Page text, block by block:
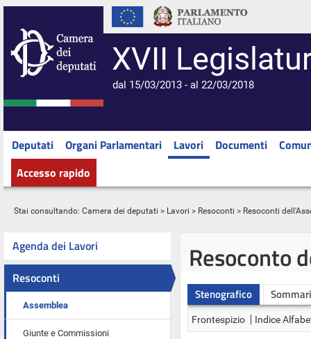
XVII
dal 15/03/2013 - al 22/03/2018
Deputati Organi Parlamentari Lavori Documenti
Accesso rapido
Stai consultando: Camera dei deputati > Lavori > Resoconti > Resoconti
Agenda dei Lavori
Resoconti
Assemblea
Giunte e Commissioni
Resoconto
Stenografico
Frontespizio Indice